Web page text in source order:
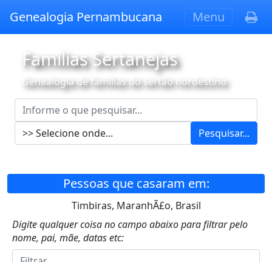
Genealogia Pernambucana Menu
Famílias Sertanejas
Genealogia de famílias do sertão nordestino
Pesquisar...
Pessoas que casaram em:
Timbiras, MaranhÃ£o, Brasil
Digite qualquer coisa no campo abaixo para filtrar pelo
nome, pai, mãe, datas etc: